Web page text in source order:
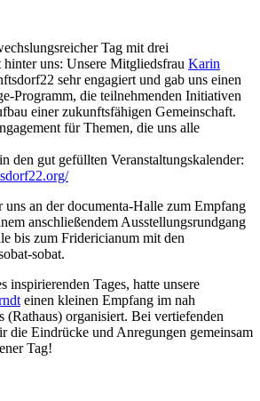
Tag mit drei
uns: Unsere Mitgliedsfrau Karin
sehr engagiert und gab uns einen
Programm, die teilnehmenden Initiativen
einer zukunftsfähigen Gemeinschaft.
für Themen, die uns alle
den gut gefüllten Veranstaltungskalender:
an der documenta-Halle zum Empfang
anschließendem Ausstellungsrundgang
bis zum Fridericianum mit den
sobat.
inspirierenden Tages, hatte unsere
einen kleinen Empfang im nah
(Rathaus) organisiert. Bei vertiefenden
die Eindrücke und Anregungen gemeinsam
Tag!